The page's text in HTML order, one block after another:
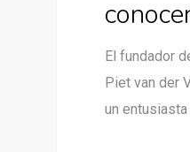
El fundador
Piet van der
un